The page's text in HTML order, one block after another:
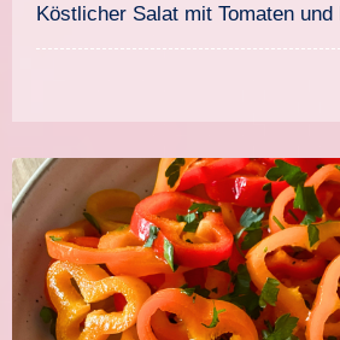
Köstlicher Salat mit Tomaten